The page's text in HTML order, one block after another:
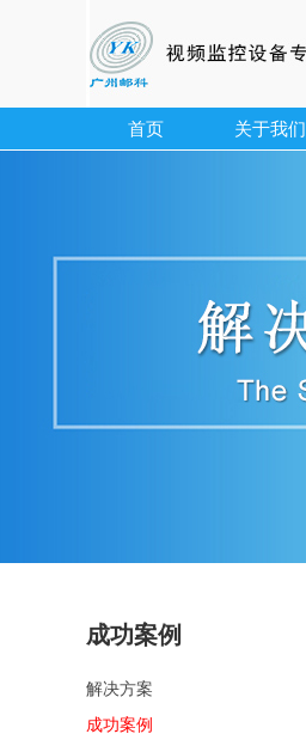
首页 关于我们
成功案例
解决方案
成功案例